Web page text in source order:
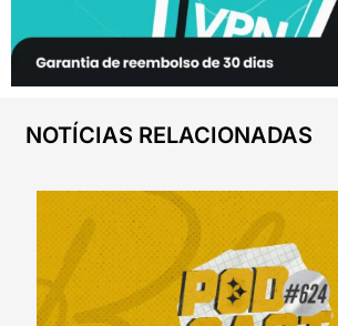
NOTÍCIAS RELACIONADAS